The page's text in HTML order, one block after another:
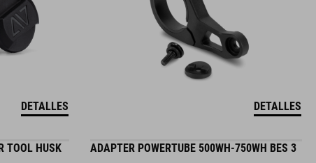
DETALLES DETALLES
TOOL HUSK ADAPTER POWERTUBE 500WH-750WH BES 3